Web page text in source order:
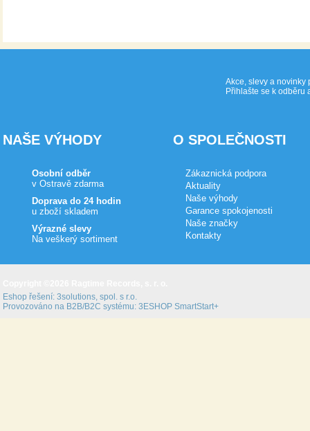
Akce, slevy a novinky
Přihlašte se k odběru
NAŠE VÝHODY
Osobní odběr
v Ostravě zdarma
Doprava do 24 hodin
u zboží skladem
Výrazné slevy
Na veškerý sortiment
O SPOLEČNOSTI
Zákaznická podpora
Aktuality
Naše výhody
Garance spokojenosti
Naše značky
Kontakty
Eshop řešení: 3solutions, spol. s r.o.
Provozováno na B2B/B2C systému: 3ESHOP SmartStart+